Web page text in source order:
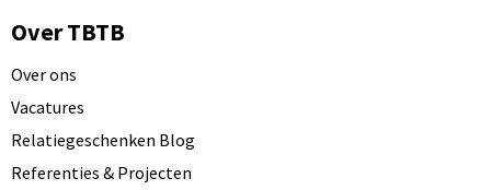
Over TBTB
Over ons
Vacatures
Relatiegeschenken Blog
Referenties & Projecten